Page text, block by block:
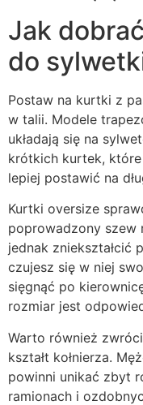
Jak
do
Postaw na kurtki z
w talii. Modele
układają się na
krótkich kurtek,
lepiej postawić na
Kurtki oversize
poprowadzony szew
jednak zniekształcić
czujesz się w niej
sięgnąć po
rozmiar jest
Warto również
kształt kołnierza.
powinni unikać zbyt
ramionach i